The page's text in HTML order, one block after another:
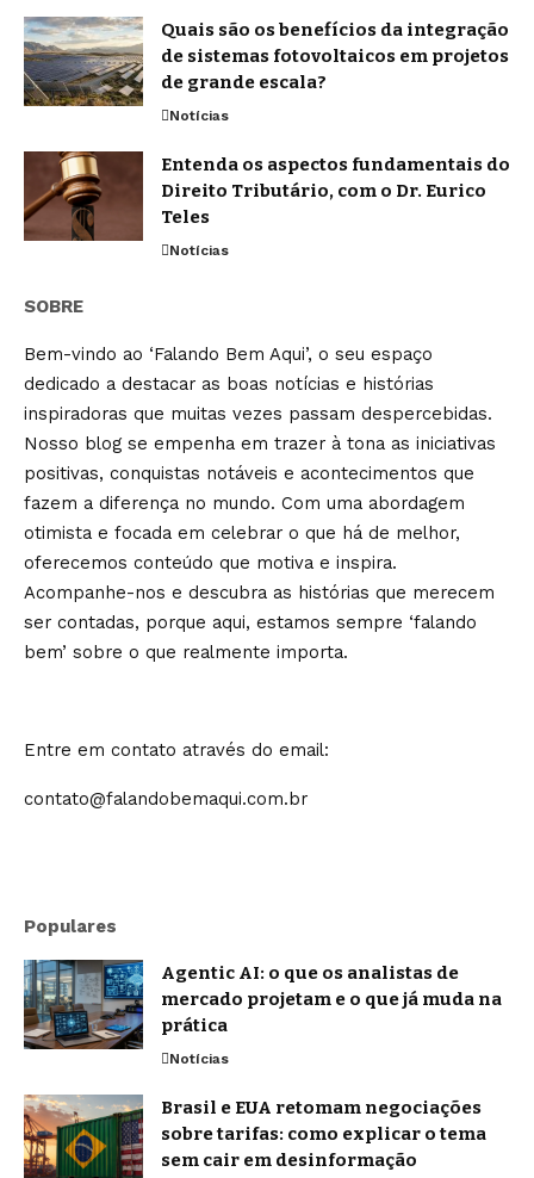
Quais são os benefícios da integração
de sistemas fotovoltaicos em projetos
de grande escala?
Notícias
Entenda os aspectos fundamentais do
Direito Tributário, com o Dr. Eurico
Teles
Notícias
SOBRE
Bem-vindo ao ‘Falando Bem Aqui’, o seu espaço
dedicado a destacar as boas notícias e histórias
inspiradoras que muitas vezes passam despercebidas.
Nosso blog se empenha em trazer à tona as iniciativas
positivas, conquistas notáveis e acontecimentos que
fazem a diferença no mundo. Com uma abordagem
otimista e focada em celebrar o que há de melhor,
oferecemos conteúdo que motiva e inspira.
Acompanhe-nos e descubra as histórias que merecem
ser contadas, porque aqui, estamos sempre ‘falando
bem’ sobre o que realmente importa.
Entre em contato através do email:
contato@falandobemaqui.com.br
Populares
Agentic AI: o que os analistas de
mercado projetam e o que já muda na
prática
Notícias
Brasil e EUA retomam negociações
sobre tarifas: como explicar o tema
sem cair em desinformação